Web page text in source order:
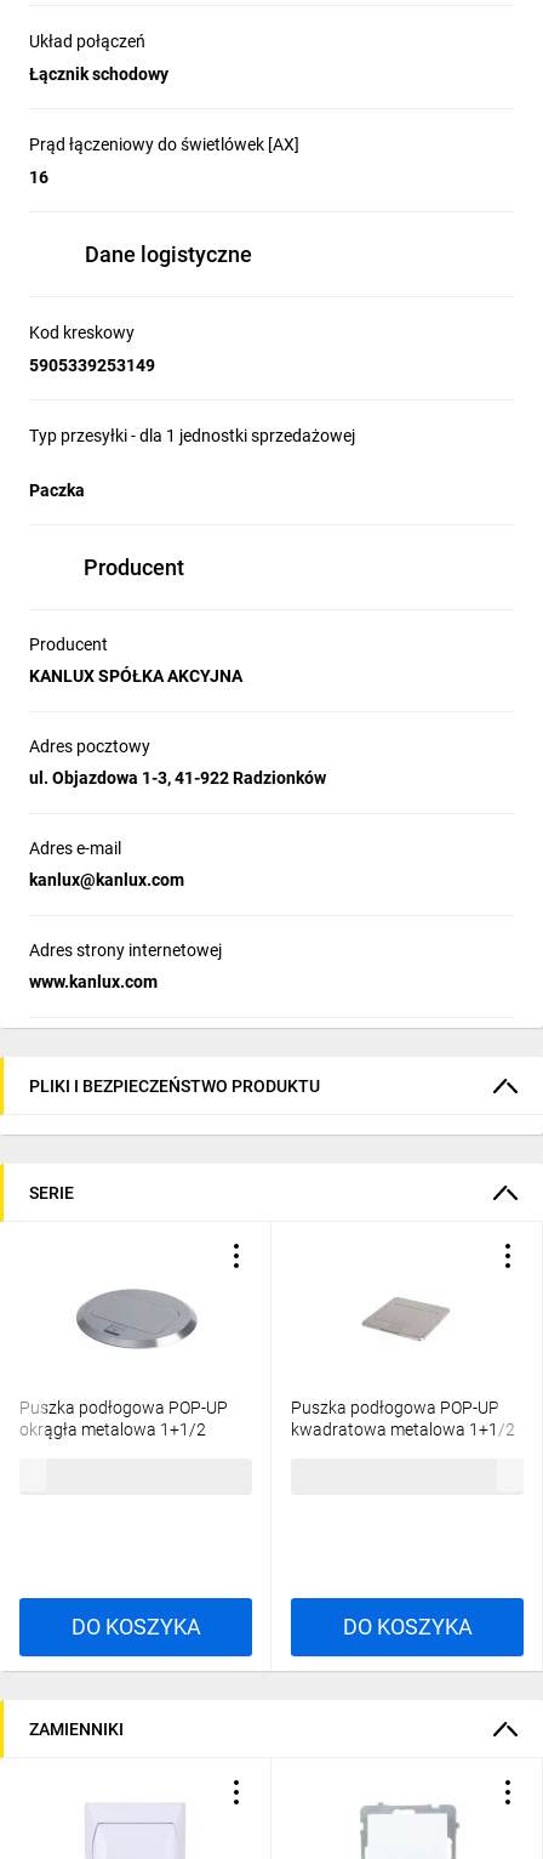
Układ połączeń
Łącznik schodowy
Prąd łączeniowy do świetlówek [AX]
16
Dane logistyczne
Kod kreskowy
5905339253149
Typ przesyłki - dla 1 jednostki sprzedażowej
Paczka
Producent
Producent
KANLUX SPÓŁKA AKCYJNA
Adres pocztowy
ul. Objazdowa 1-3, 41-922 Radzionków
Adres e-mail
kanlux@kanlux.com
Adres strony internetowej
www.kanlux.com
PLIKI I BEZPIECZEŃSTWO PRODUKTU
SERIE
Puszka podłogowa POP-UP
okrągła metalowa 1+1/2
DO KOSZYKA
Puszka podłogowa POP-UP
kwadratowa metalowa 1+1/2
DO KOSZYKA
ZAMIENNIKI